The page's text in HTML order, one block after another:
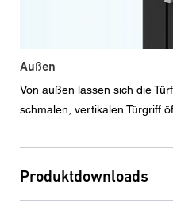
Außen
Von außen lassen sich die
schmalen, vertikalen Türgriff
Produktdownloads